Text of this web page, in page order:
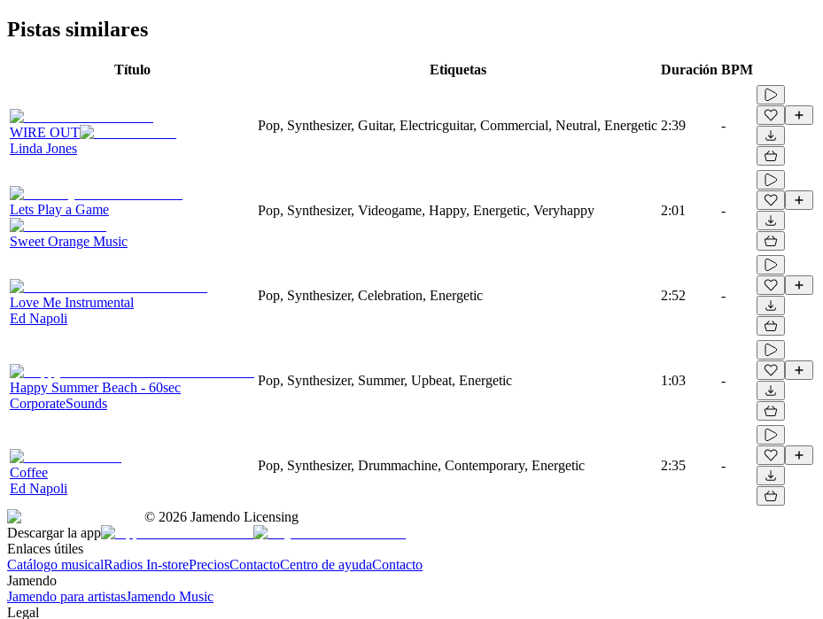
Pistas similares
Título Etiquetas Duración BPM
WIRE OUT
Linda Jones
Pop, Synthesizer, Guitar, Electricguitar, Commercial, Neutral, Energetic 2:39 -
Lets Play a Game
Sweet Orange Music
Pop, Synthesizer, Videogame, Happy, Energetic, Veryhappy 2:01 -
Love Me Instrumental
Ed Napoli
Pop, Synthesizer, Celebration, Energetic 2:52 -
Happy Summer Beach - 60sec
CorporateSounds
Pop, Synthesizer, Summer, Upbeat, Energetic 1:03 -
Coffee
Ed Napoli
Pop, Synthesizer, Drummachine, Contemporary, Energetic 2:35 -
© 2026 Jamendo Licensing
Descargar la app
Enlaces útiles
Catálogo musicalRadios In-storePreciosContactoCentro de ayudaContacto
Jamendo
Jamendo para artistasJamendo Music
Legal